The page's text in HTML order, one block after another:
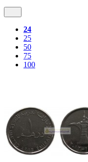
24
25
50
75
100